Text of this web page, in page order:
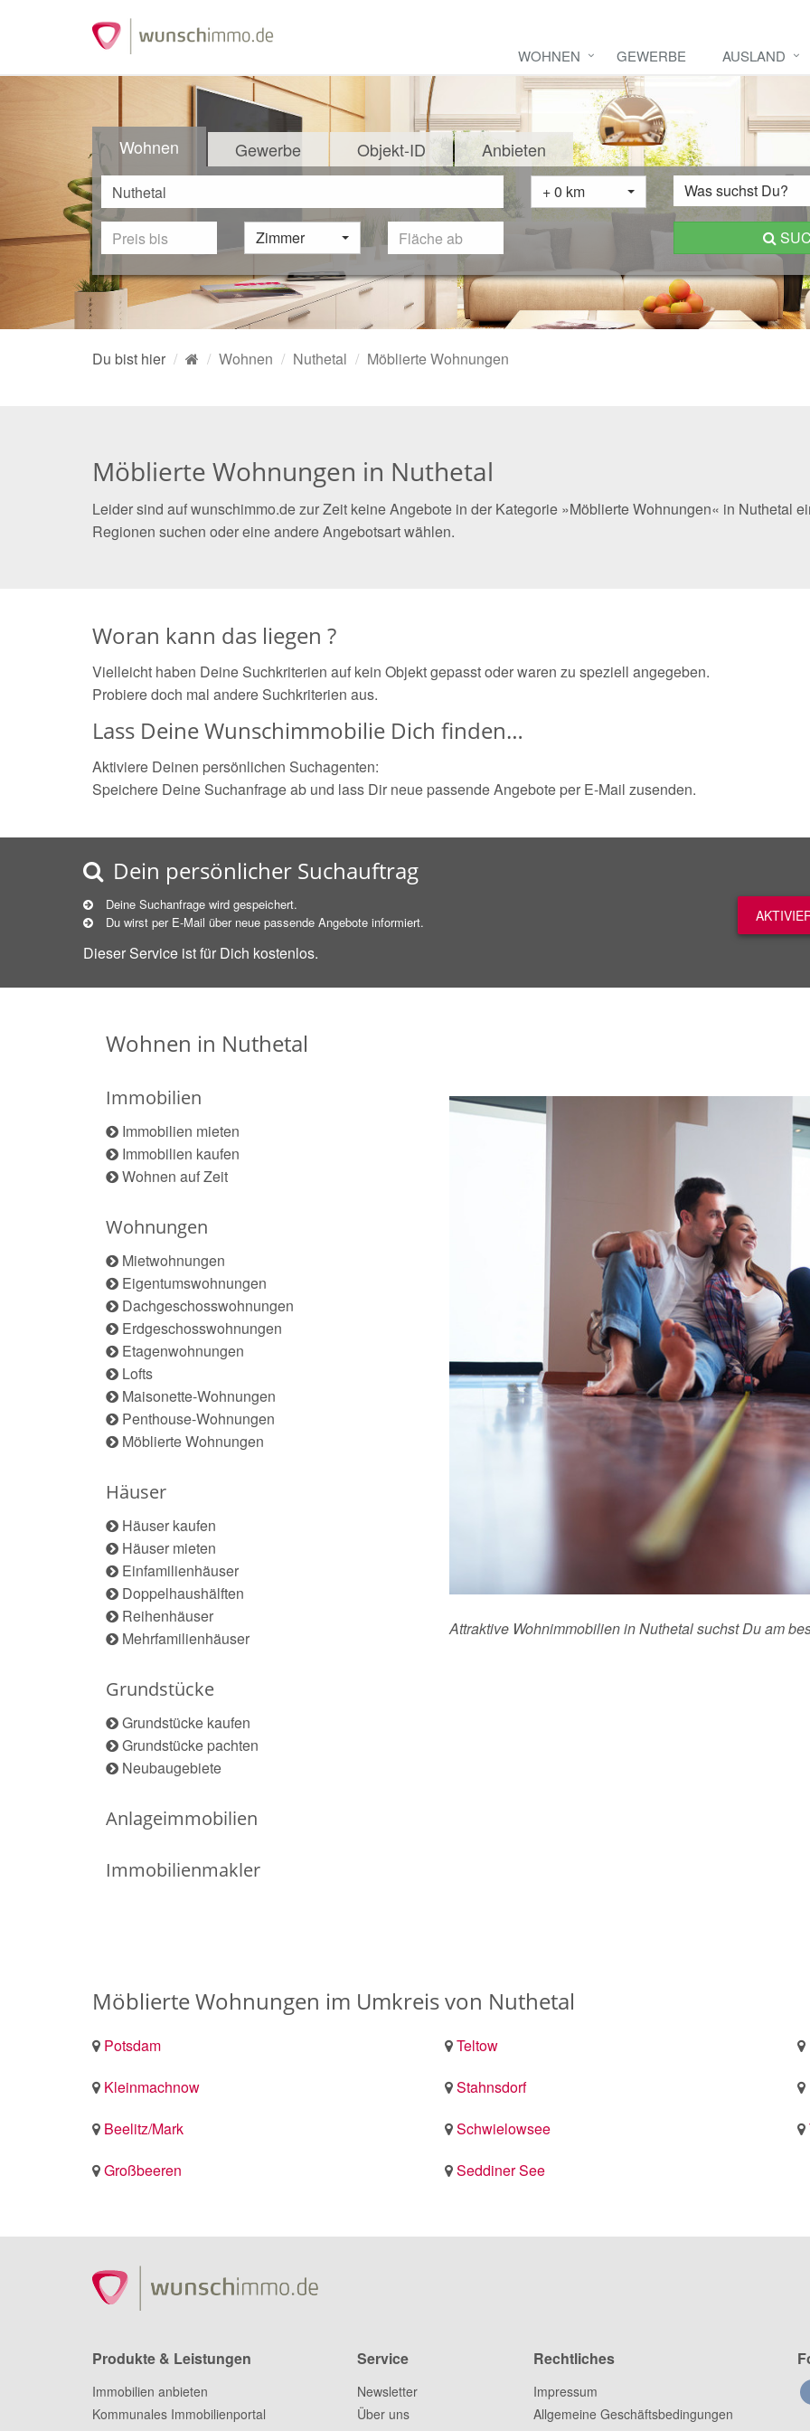
WOHNEN GEWERBE AUSLAND
Wohnen Gewerbe Objekt-ID Anbieten
+ 0 km Was suchst Du?
Zimmer
Du bist hier Wohnen Nuthetal Möblierte Wohnungen
Möblierte Wohnungen in Nuthetal
Leider sind auf wunschimmo.de zur Zeit keine Angebote in der Kategorie »Möblierte Wohnungen« in Nuthetal
Regionen suchen oder eine andere Angebotsart wählen.
Woran kann das liegen ?
Vielleicht haben Deine Suchkriterien auf kein Objekt gepasst oder waren zu speziell angegeben.
Probiere doch mal andere Suchkriterien aus.
Lass Deine Wunschimmobilie Dich finden…
Aktiviere Deinen persönlichen Suchagenten:
Speichere Deine Suchanfrage ab und lass Dir neue passende Angebote per E-Mail zusenden.
Dein persönlicher Suchauftrag
Deine Suchanfrage wird gespeichert.
Du wirst per E-Mail über neue passende Angebote informiert.
Dieser Service ist für Dich kostenlos.
Wohnen in Nuthetal
Immobilien
Immobilien mieten
Immobilien kaufen
Wohnen auf Zeit
Wohnungen
Mietwohnungen
Eigentumswohnungen
Dachgeschosswohnungen
Erdgeschosswohnungen
Etagenwohnungen
Lofts
Maisonette-Wohnungen
Penthouse-Wohnungen
Möblierte Wohnungen
Häuser
Häuser kaufen
Häuser mieten
Einfamilienhäuser
Doppelhaushälften
Reihenhäuser
Mehrfamilienhäuser
Grundstücke
Grundstücke kaufen
Grundstücke pachten
Neubaugebiete
Anlageimmobilien
Immobilienmakler
Attraktive Wohnimmobilien in Nuthetal suchst Du am
Möblierte Wohnungen im Umkreis von Nuthetal
Potsdam Teltow
Kleinmachnow
Stahnsdorf
Beelitz/Mark
Schwielowsee
Großbeeren
Seddiner See
Produkte & Leistungen
Immobilien anbieten
Kommunales Immobilienportal
Service
Newsletter
Über uns
Rechtliches
Impressum
Allgemeine Geschäftsbedingungen